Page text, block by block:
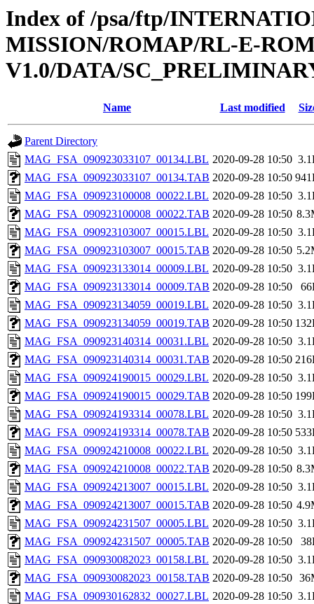
Index of /psa/ftp/
MISSION/ROMAP/RL-E-
V1.0/DATA/
Name Last modified
Parent Directory
MAG_FSA_090923033107_00134.LBL 2020-09-28 10:50
MAG_FSA_090923033107_00134.TAB 2020-09-28 10:50
MAG_FSA_090923100008_00022.LBL 2020-09-28 10:50
MAG_FSA_090923100008_00022.TAB 2020-09-28 10:50
MAG_FSA_090923103007_00015.LBL 2020-09-28 10:50
MAG_FSA_090923103007_00015.TAB 2020-09-28 10:50
MAG_FSA_090923133014_00009.LBL 2020-09-28 10:50
MAG_FSA_090923133014_00009.TAB 2020-09-28 10:50
MAG_FSA_090923134059_00019.LBL 2020-09-28 10:50
MAG_FSA_090923134059_00019.TAB 2020-09-28 10:50
MAG_FSA_090923140314_00031.LBL 2020-09-28 10:50
MAG_FSA_090923140314_00031.TAB 2020-09-28 10:50
MAG_FSA_090924190015_00029.LBL 2020-09-28 10:50
MAG_FSA_090924190015_00029.TAB 2020-09-28 10:50
MAG_FSA_090924193314_00078.LBL 2020-09-28 10:50
MAG_FSA_090924193314_00078.TAB 2020-09-28 10:50
MAG_FSA_090924210008_00022.LBL 2020-09-28 10:50
MAG_FSA_090924210008_00022.TAB 2020-09-28 10:50
MAG_FSA_090924213007_00015.LBL 2020-09-28 10:50
MAG_FSA_090924213007_00015.TAB 2020-09-28 10:50
MAG_FSA_090924231507_00005.LBL 2020-09-28 10:50
MAG_FSA_090924231507_00005.TAB 2020-09-28 10:50
MAG_FSA_090930082023_00158.LBL 2020-09-28 10:50
MAG_FSA_090930082023_00158.TAB 2020-09-28 10:50
MAG_FSA_090930162832_00027.LBL 2020-09-28 10:50